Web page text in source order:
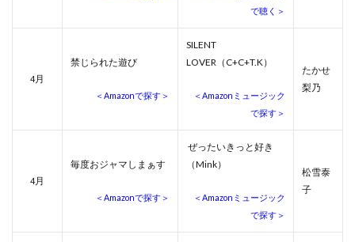
で聴く＞
4月
禁じられた遊び
＜Amazonで探す＞
SILENT
LOVER（C+C+T.K）
＜Amazonミュージック
で探す＞
たかせ
梨乃
4月
毎度おジャマしまぁす
＜Amazonで探す＞
ぜったいきっと好き
（Mink）
＜Amazonミュージック
で探す＞
松雪泰
子